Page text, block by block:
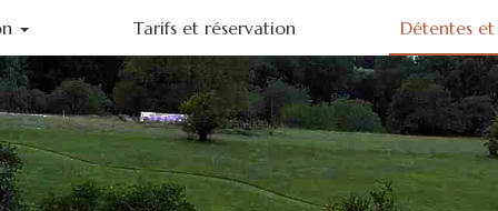
Tarifs et réservation Détentes